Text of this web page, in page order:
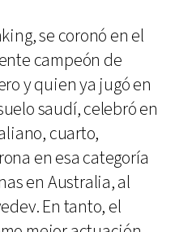
se coronó en el
campeón de
y quien ya jugó en
saudí, celebró en
cuarto,
en esa categoría
en Australia, al
En tanto, el